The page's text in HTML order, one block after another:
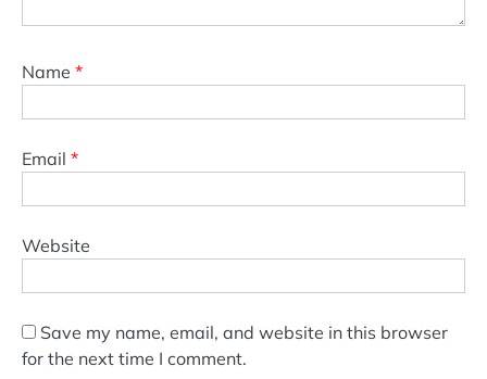
Name *
Email *
Website
Save my name, email, and website in this browser
for the next time I comment.